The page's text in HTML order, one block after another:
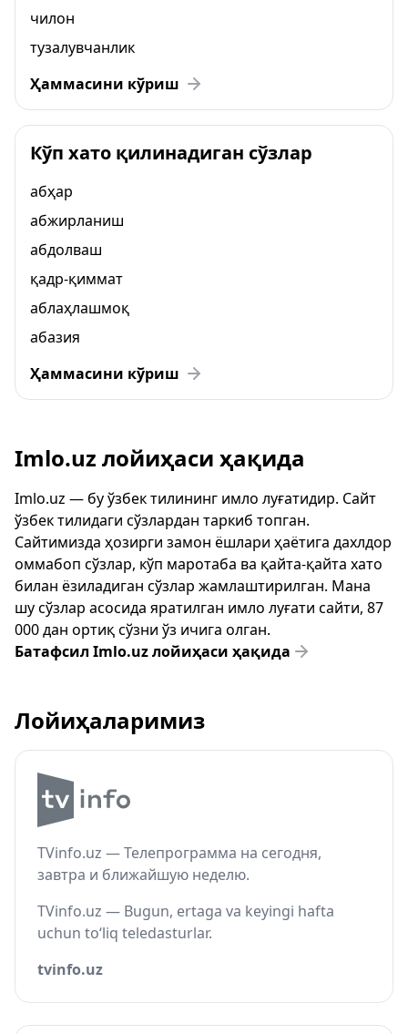
чилон
тузалувчанлик
Ҳаммасини кўриш
Кўп хато қилинадиган сўзлар
абҳар
абжирланиш
абдолваш
қадр-қиммат
аблаҳлашмоқ
абазия
Ҳаммасини кўриш
Imlo.uz лойиҳаси ҳақида
Imlo.uz — бу ўзбек тилининг имло луғатидир. Сайт
ўзбек тилидаги сўзлардан таркиб топган.
Сайтимизда ҳозирги замон ёшлари ҳаётига дахлдор
оммабоп сўзлар, кўп маротаба ва қайта-қайта хато
билан ёзиладиган сўзлар жамлаштирилган. Мана
шу сўзлар асосида яратилган имло луғати сайти, 87
000 дан ортиқ сўзни ўз ичига олган.
Батафсил Imlo.uz лойиҳаси ҳақида
Лойиҳаларимиз
TVinfo.uz — Телепрограмма на сегодня,
завтра и ближайшую неделю.
TVinfo.uz — Bugun, ertaga va keyingi hafta
uchun to‘liq teledasturlar.
tvinfo.uz